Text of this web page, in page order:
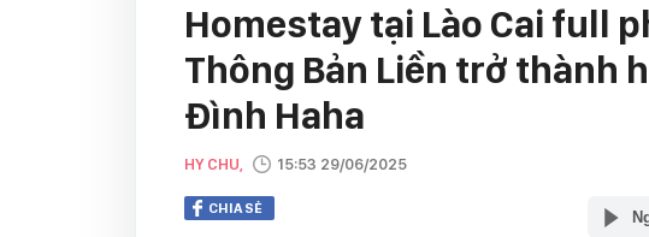
Homestay tại Lào Cai full
Thông Bản Liền trở thành
Đình Haha
HY CHU, 15:53 29/06/2025
CHIA SẺ